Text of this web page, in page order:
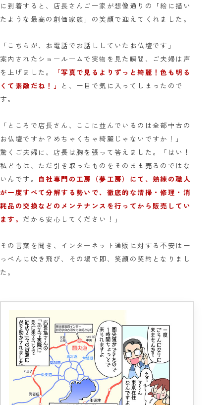
に到着すると、店長さんご一家が想像通りの「絵に描い
たような最高の創価家族」の笑顔で迎えてくれました。
「こちらが、お電話でお話ししていたお仏壇です」
案内されたショールームで実物を見た瞬間、ご夫婦は声
を上げました。
「写真で見るよりずっと綺麗！色も明る
くて素敵だね！」
と、一目で気に入ってしまったので
す。
「ところで店長さん、ここに並んでいるのは全部中古の
お仏壇ですか？めちゃくちゃ綺麗じゃないですか！」
驚くご夫婦に、店長は胸を張って答えました。「はい！
私どもは、ただ引き取ったものをそのまま売るのではな
いんです。 自社専門の工房（夢工房）にて、熟練の職人
が一度すべて分解する勢いで、徹底的な清掃・修理・消
耗品の交換などのメンテナンスを行ってから販売してい
ます。 だから安心してください！」
その言葉を聞き、インターネット通販に対する不安は一
っぺんに吹き飛び、その場で即、笑顔の契約となりまし
た。